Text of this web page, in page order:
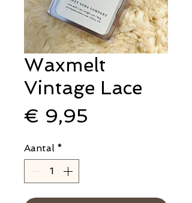
Waxmelt
Vintage Lace
€ 9,95
Aantal *